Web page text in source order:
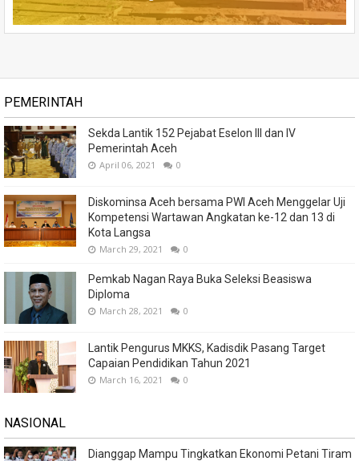
PEMERINTAH
Sekda Lantik 152 Pejabat Eselon III dan IV
Pemerintah Aceh
April 06, 2021 0
Diskominsa Aceh bersama PWI Aceh Menggelar Uji
Kompetensi Wartawan Angkatan ke-12 dan 13 di
Kota Langsa
March 29, 2021 0
Pemkab Nagan Raya Buka Seleksi Beasiswa
Diploma
March 28, 2021 0
Lantik Pengurus MKKS, Kadisdik Pasang Target
Capaian Pendidikan Tahun 2021
March 16, 2021 0
NASIONAL
Dianggap Mampu Tingkatkan Ekonomi Petani Tiram